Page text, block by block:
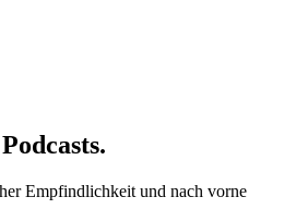
Empfindlichkeit und nach vorne